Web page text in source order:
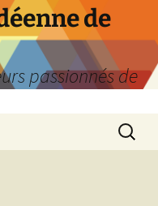
de
passionnés de